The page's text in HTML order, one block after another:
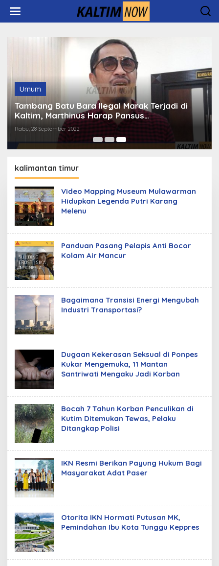
konten
Umum
Tambang Batu Bara Ilegal Marak Terjadi di
Kaltim, Marthinus Harap Pansus
Pertambangan Segera Dibuat
Rabu, 28 September 2022
kalimantan timur
Video Mapping Museum Mulawarman
Hidupkan Legenda Putri Karang
Melenu
Panduan Pasang Pelapis Anti Bocor
Kolam Air Mancur
Bagaimana Transisi Energi Mengubah
Industri Transportasi?
Dugaan Kekerasan Seksual di Ponpes
Kukar Mengemuka, 11 Mantan
Santriwati Mengaku Jadi Korban
Bocah 7 Tahun Korban Penculikan di
Kutim Ditemukan Tewas, Pelaku
Ditangkap Polisi
IKN Resmi Berikan Payung Hukum Bagi
Masyarakat Adat Paser
Otorita IKN Hormati Putusan MK,
Pemindahan Ibu Kota Tunggu Keppres